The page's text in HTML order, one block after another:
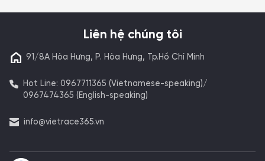
Liên hệ chúng tôi
91/8A Hòa Hưng, P. Hòa Hưng, Tp.Hồ Chí Minh
Hot Line: 0967711365 (Vietnamese-speaking)/
0967474365 (English-speaking)
info@vietrace365.vn